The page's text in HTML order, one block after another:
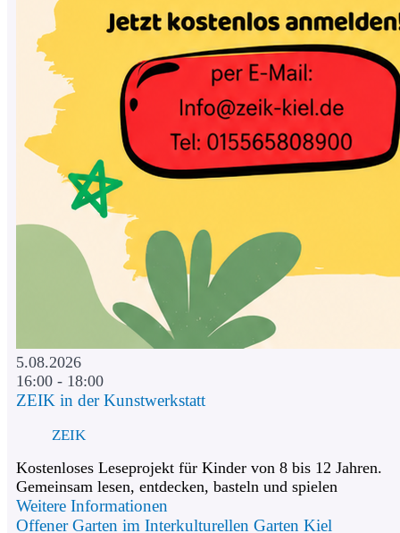
5.08.2026
16:00 - 18:00
ZEIK in der Kunstwerkstatt
ZEIK
Kostenloses Leseprojekt für Kinder von 8 bis 12 Jahren.
Gemeinsam lesen, entdecken, basteln und spielen
Weitere Informationen
Offener Garten im Interkulturellen Garten Kiel